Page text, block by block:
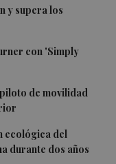
y supera los
con 'Simply
de movilidad
ecológica del
durante dos años